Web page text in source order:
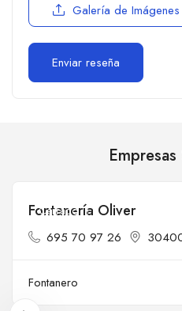
Galería de Imágenes
Cerrado
Fontanería Oliver
695 70 97 26
Fontanero